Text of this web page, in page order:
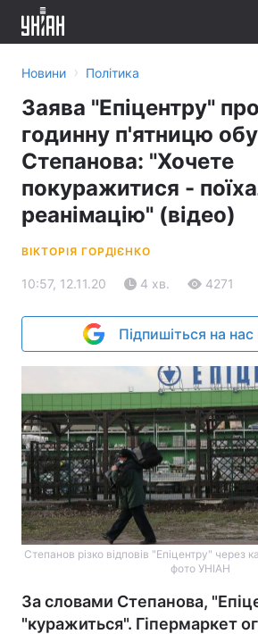
Новини › Політика
Заява "Епіцентру"
годинну п'ятницю
Степанова: "Хочете
покуражитися -
реанімацію" (відео)
ВІКТОРІЯ ГОРДІЄНКО
10:57, 12.11.20 4 хв. 4271
Підпишіться на
Степанов різко відповів "Епіцентру" через
фото УНІАН
За словами Степанова,
"куражиться". Гіпермаркет